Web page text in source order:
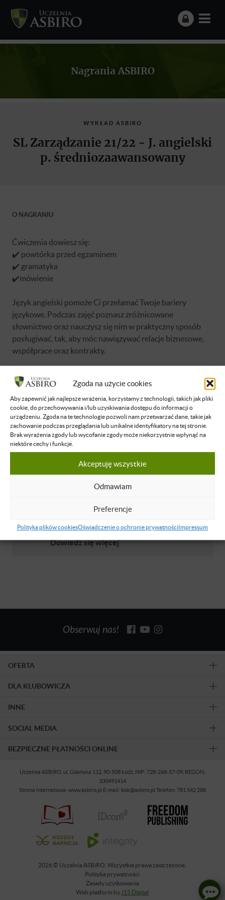
Zgoda na użycie cookies
Aby zapewnić jak najlepsze wrażenia, korzystamy z technologii, takich jak pliki
cookie, do przechowywania i/lub uzyskiwania dostępu do informacji o
urządzeniu. Zgoda na te technologie pozwoli nam przetwarzać dane, takie jak
zachowanie podczas przeglądania lub unikalne identyfikatory na tej stronie.
Brak wyrażenia zgody lub wycofanie zgody może niekorzystnie wpłynąć na
niektóre cechy i funkcje.
Akceptuję wszystkie
Odmawiam
Preferencje
Polityka plików cookiesOświadczenie o ochronie prywatnościImpressum
Nagrania ASBIRO
WYKŁAD ASBIRO
SL Zarządzanie 21/22 - J. angielski
p. średniozaawansowany
O NAGRANIU
Ćwiczenia dowiesz się:
✔️ powtórka przed egzaminem
✔️ gramatyka
✔️mówienie
Język angielski pomoże Ci przełamać Twoje bariery
językowe. Podczas zajęć poznasz zróżnicowane
słownictwo oraz nauczysz się nim w praktyczny sposób
posługiwać, tak, aby móc nawiązywać relacje biznesowe,
współprace oraz kontrakty.
Brak dostępu
Nie masz dostępu do tej podstrony.
Milan Pupezin
Lektor języka angielskiego z Serbii.
Dowiedz się więcej
Obserwuj nas!
OFERTA
DLA KLUBOWICZA
INNE
SOCIAL MEDIA
BEZPIECZNE PŁATNOŚCI ONLINE
Uczelnia ASBiRO, ul. Gdańska 112, 90-508 Łódź, NIP: 728-268-57-09, REGON:
100491414
Strona internetowa: www.asbiro.pl E-mail: bok@asbiro.pl Telefon: 781 542 288
2026 © Uczelnia ASBiRO. Wszystkie prawa zastrzeżone.
Polityka prywatności
Zasady użytkowania
Web platform byJ15 Digital